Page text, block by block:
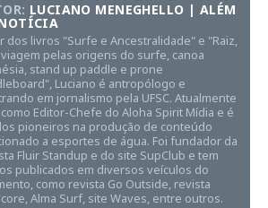
LUCIANO MENEGHELLO | ALÉM
dos livros "Surfe e Ancestralidade" e "Raiz,
pelas origens do surfe, canoa
stand up paddle e prone
Luciano é antropólogo e
em jornalismo pela UFSC. Atualmente
Editor-Chefe do Aloha Spirit Mídia e é
pioneiros na produção de conteúdo
a esportes de água. Foi fundador da
Fluir Standup e do site SupClub e tem
publicados em diversos veículos do
como revista Go Outside, revista
Alma Surf, site Waves, entre outros.